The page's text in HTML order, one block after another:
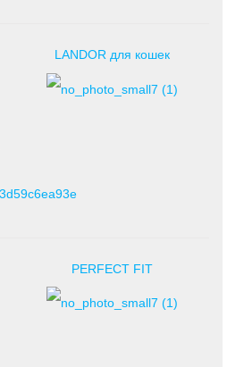
LANDOR для кошек
PERFECT FIT